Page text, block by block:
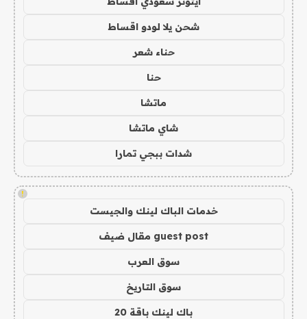
شحن يلا لودو اقساط
حناء شعر
حنا
ماتشا
شاي ماتشا
شدات ببجي تمارا
!
خدمات الباك لينك والجيست
guest post مقال ضيف
سوق العرب
سوق التاريخ
باك لينك باقة 20